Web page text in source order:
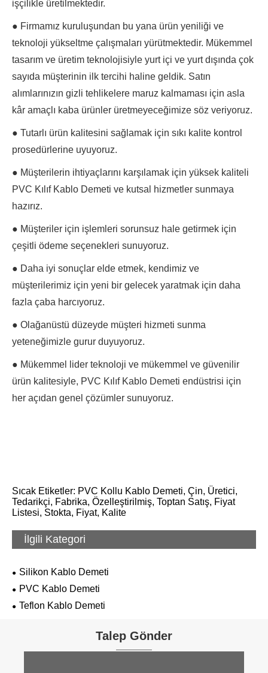
işçilikle üretilmektedir.
● Firmamız kuruluşundan bu yana ürün yeniliği ve
teknoloji yükseltme çalışmaları yürütmektedir. Mükemmel
tasarım ve üretim teknolojisiyle yurt içi ve yurt dışında çok
sayıda müşterinin ilk tercihi haline geldik. Satın
alımlarınızın gizli tehlikelere maruz kalmaması için asla
kâr amaçlı kaba ürünler üretmeyeceğimize söz veriyoruz.
● Tutarlı ürün kalitesini sağlamak için sıkı kalite kontrol
prosedürlerine uyuyoruz.
● Müşterilerin ihtiyaçlarını karşılamak için yüksek kaliteli
PVC Kılıf Kablo Demeti ve kutsal hizmetler sunmaya
hazırız.
● Müşteriler için işlemleri sorunsuz hale getirmek için
çeşitli ödeme seçenekleri sunuyoruz.
● Daha iyi sonuçlar elde etmek, kendimiz ve
müşterilerimiz için yeni bir gelecek yaratmak için daha
fazla çaba harcıyoruz.
● Olağanüstü düzeyde müşteri hizmeti sunma
yeteneğimizle gurur duyuyoruz.
● Mükemmel lider teknoloji ve mükemmel ve güvenilir
ürün kalitesiyle, PVC Kılıf Kablo Demeti endüstrisi için
her açıdan genel çözümler sunuyoruz.
Sıcak Etiketler: PVC Kollu Kablo Demeti, Çin, Üretici,
Tedarikçi, Fabrika, Özelleştirilmiş, Toptan Satış, Fiyat
Listesi, Stokta, Fiyat, Kalite
İlgili Kategori
Silikon Kablo Demeti
PVC Kablo Demeti
Teflon Kablo Demeti
Talep Gönder